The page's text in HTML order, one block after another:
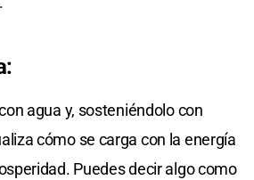
agua y, sosteniéndolo con
cómo se carga con la energía
Puedes decir algo como